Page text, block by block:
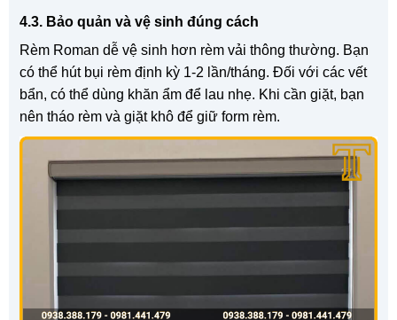
4.3. Bảo quản và vệ sinh đúng cách
Rèm Roman dễ vệ sinh hơn rèm vải thông thường. Bạn
có thể hút bụi rèm định kỳ 1-2 lần/tháng. Đối với các vết
bẩn, có thể dùng khăn ẩm để lau nhẹ. Khi cần giặt, bạn
nên tháo rèm và giặt khô để giữ form rèm.